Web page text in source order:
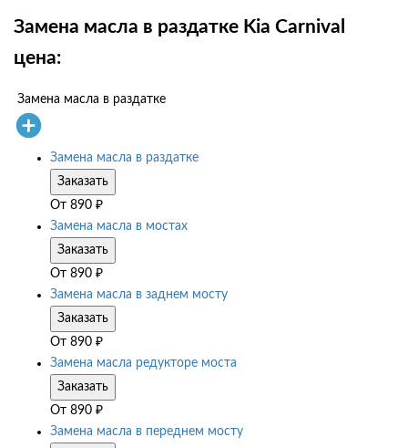
Замена масла в раздатке Kia Carnival
цена:
Замена масла в раздатке
Замена масла в раздатке
Заказать
От 890 ₽
Замена масла в мостах
Заказать
От 890 ₽
Замена масла в заднем мосту
Заказать
От 890 ₽
Замена масла редукторе моста
Заказать
От 890 ₽
Замена масла в переднем мосту